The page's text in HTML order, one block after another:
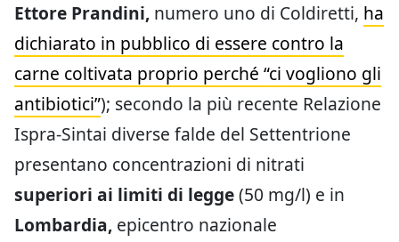
Ettore Prandini, numero uno di Coldiretti, ha
dichiarato in pubblico di essere contro la
carne coltivata proprio perché “ci vogliono gli
antibiotici”); secondo la più recente Relazione
Ispra-Sintai diverse falde del Settentrione
presentano concentrazioni di nitrati
superiori ai limiti di legge(50 mg/l) e in
Lombardia, epicentro nazionale